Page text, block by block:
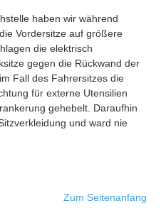
haben wir während
Vordersitze auf größere
die elektrisch
gegen die Rückwand der
Fall des Fahrersitzes die
für externe Utensilien
gehebelt. Daraufhin
und ward nie
Zum Seitenanfang